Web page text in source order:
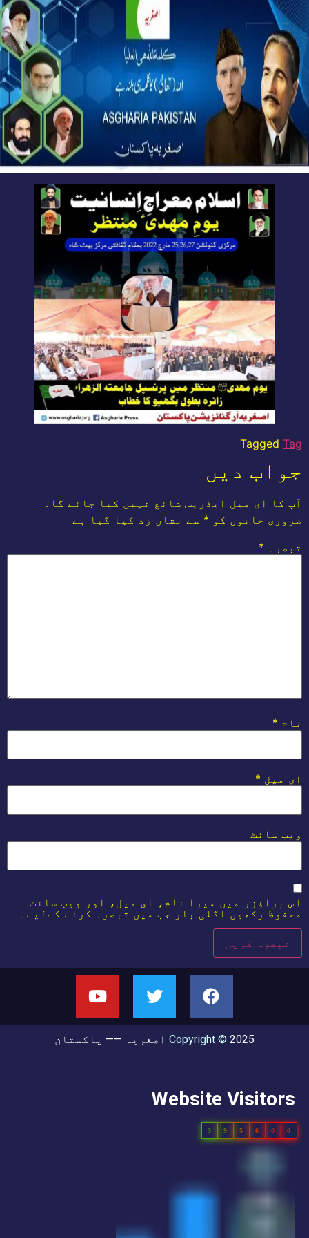
Tagged Tag
جواب دیں
آپ کا ای میل ایڈریس شائع نہیں کیا جائے گا۔
ضروری خانوں کو * سے نشان زد کیا گیا ہے
تبصرہ *
نام *
ای میل *
ویب‌ سائٹ
اس براؤزر میں میرا نام، ای میل، اور ویب سائٹ
محفوظ رکھیں اگلی بار جب میں تبصرہ کرنے کےلیے۔
Copyright © 2025 اصغریہ —— پاکستان
Website Visitors
0
0
6
5
9
3